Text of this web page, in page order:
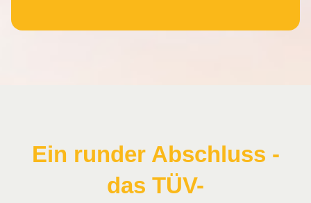
Ein runder Abschluss -
das TÜV-